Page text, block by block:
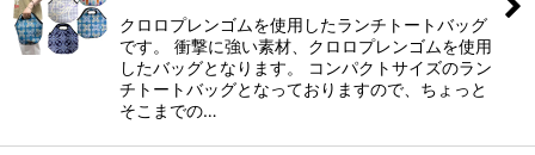
絞り込む
クロロプレンゴムを使用したランチトートバッグ
です。 衝撃に強い素材、クロロプレンゴムを使用
したバッグとなります。 コンパクトサイズのラン
チトートバッグとなっておりますので、ちょっと
そこまでの…